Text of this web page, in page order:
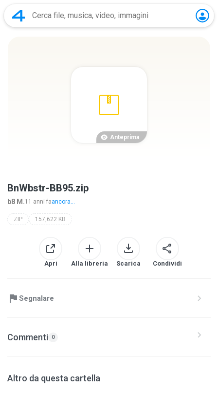
Anteprima
BnWbstr-BB95.zip
b8 M.11 anni faancora...
ZIP 157,622 KB
Apri Alla libreria Scarica Condividi
Segnalare
Commenti 0
Altro da questa cartella